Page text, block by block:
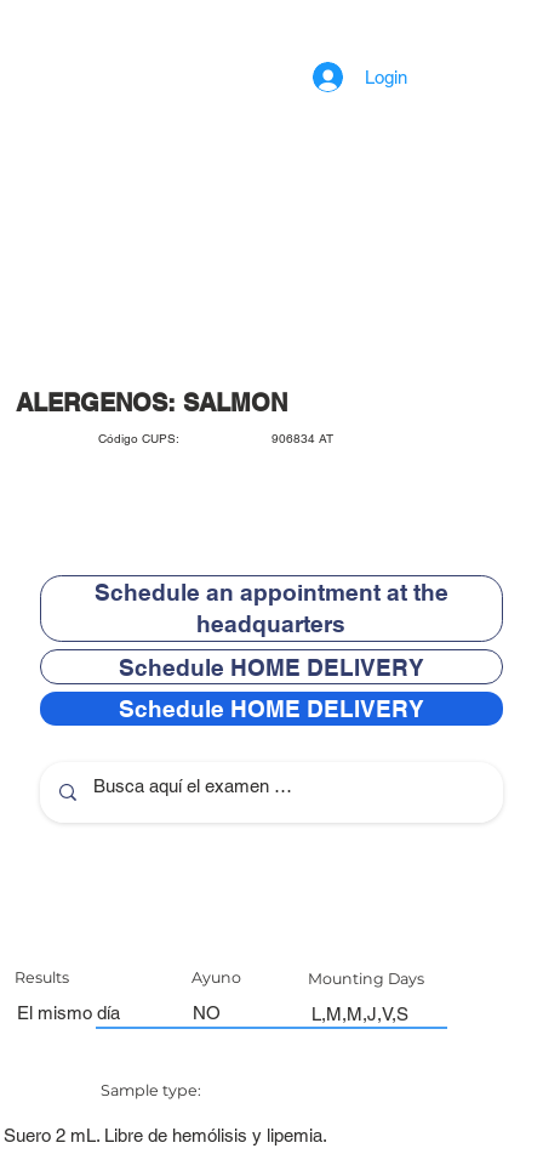
Login
ALERGENOS: SALMON
Código CUPS: 906834 AT
Schedule an appointment at the
headquarters
Schedule HOME DELIVERY
Schedule HOME DELIVERY
Results
El mismo día
Mounting Days
L,M,M,J,V,S
Ayuno
NO
Sample type:
Suero 2 mL. Libre de hemólisis y lipemia.